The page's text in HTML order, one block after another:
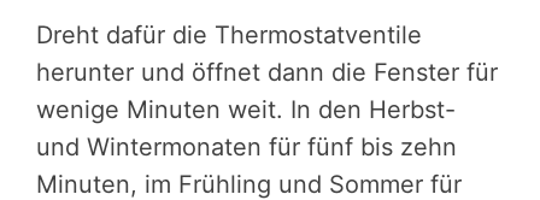
Dreht dafür die Thermostatventile
herunter und öffnet dann die Fenster für
wenige Minuten weit. In den Herbst-
und Wintermonaten für fünf bis zehn
Minuten, im Frühling und Sommer für